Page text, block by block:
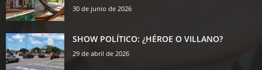
30 de junio de 2026
SHOW POLÍTICO: ¿HÉROE O VILLANO?
29 de abril de 2026